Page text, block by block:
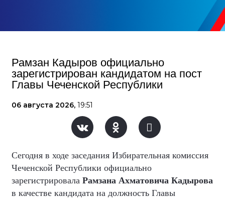
Рамзан Кадыров официально
зарегистрирован кандидатом на пост
Главы Чеченской Республики
06 августа 2026, 19:51
Сегодня в ходе заседания Избирательная комиссия
Чеченской Республики официально
зарегистрировала Рамзана Ахматовича Кадырова
в качестве кандидата на должность Главы